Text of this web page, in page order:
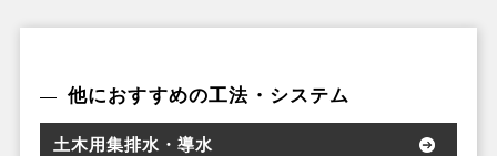
他におすすめの工法・システム
土木用集排水・導水